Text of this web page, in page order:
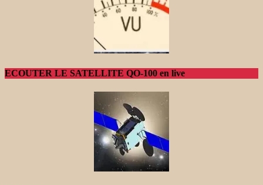
ECOUTER LE SATELLITE QO-100 en live